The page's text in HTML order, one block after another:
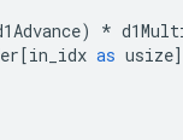
) *
[in_idx as usize